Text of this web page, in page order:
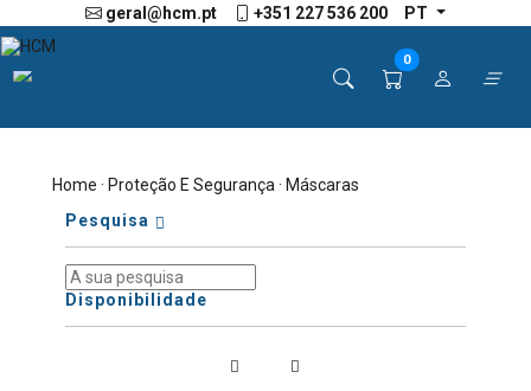
geral@hcm.pt +351 227 536 200 PT
0
Home ·Proteção E Segurança · Máscaras
Pesquisa
Disponibilidade